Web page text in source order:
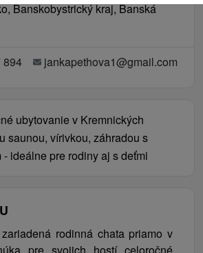
Banskobystrický kraj, Banská
894 jankapethova1@gmail.com
ubytovanie v Kremnických
saunou, vírivkou, záhradou s
ideálne pre rodiny aj s deťmi
rodinná chata priamo v